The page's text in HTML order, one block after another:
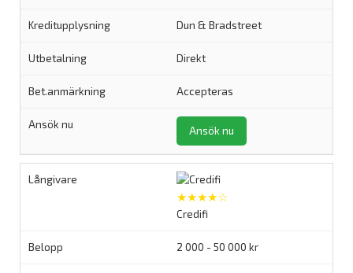
Dun & Bradstreet
Direkt
Accepteras
Ansök nu
★★★★☆
Credifi
2 000 - 50 000 kr